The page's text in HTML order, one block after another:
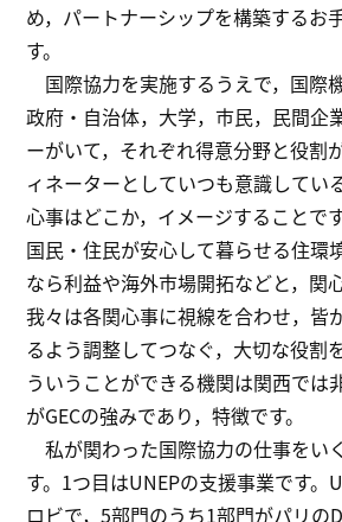
め，パートナーシップを構築するお
す。
国際協力を実施するうえで，国際
政府・自治体，大学，市民，民間企
ーがいて，それぞれ得意分野と役割
ィネーターとしていつも意識してい
心事はどこか，イメージすることで
国民・住民が安心して暮らせる住環
なら利益や海外市場開拓などと，関
我々は各関心事に視線を合わせ，皆
るよう調整してつなぐ，大切な役割
ういうことができる機関は関西では
がGECの強みであり，特徴です。
私が関わった国際協力の仕事をい
す。1つ目はUNEPの支援事業です。
ロビで，5部門のうち1部門がパリの